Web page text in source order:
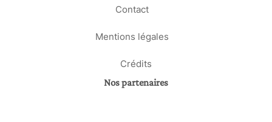
Contact
Mentions légales
Crédits
Nos partenaires